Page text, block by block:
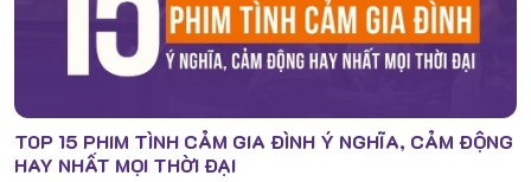
TOP 15 PHIM TÌNH CẢM GIA ĐÌNH Ý NGHĨA, CẢM ĐỘNG
HAY NHẤT MỌI THỜI ĐẠI